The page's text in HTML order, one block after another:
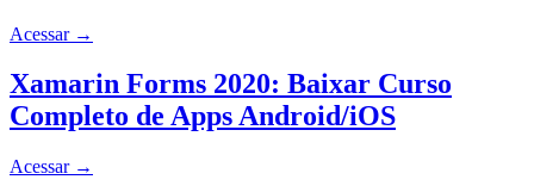
Acessar →
Xamarin Forms 2020: Baixar Curso
Completo de Apps Android/iOS
Acessar →